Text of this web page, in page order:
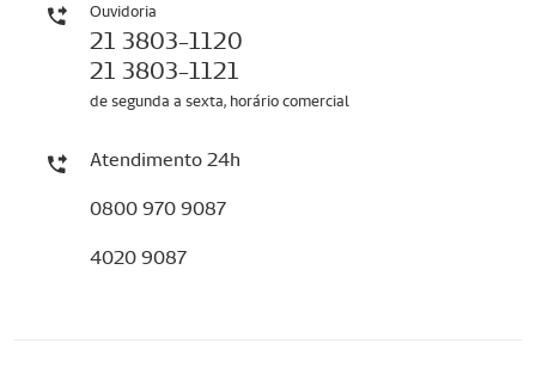
Ouvidoria
21 3803-1120
21 3803-1121
de segunda a sexta, horário comercial
Atendimento 24h
0800 970 9087
4020 9087